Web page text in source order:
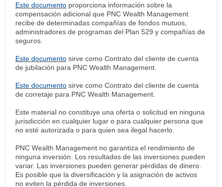
Este documento proporciona información sobre la
compensación adicional que PNC Wealth Management
recibe de determinadas compañías de fondos mutuos,
administradores de programas del Plan 529 y compañías de
seguros.
Este documento sirve como Contrato del cliente de cuenta
de jubilación para PNC Wealth Management.
Este documento sirve como Contrato del cliente de cuenta
de corretaje para PNC Wealth Management.
Este material no constituye una oferta o solicitud en ninguna
jurisdicción en cualquier lugar o para cualquier persona que
no esté autorizada o para quien sea ilegal hacerlo.
PNC Wealth Management no garantiza el rendimiento de
ninguna inversión. Los resultados de las inversiones pueden
variar. Las inversiones pueden generar pérdidas de dinero.
Es posible que la diversificación y la asignación de activos
no eviten la pérdida de inversiones.